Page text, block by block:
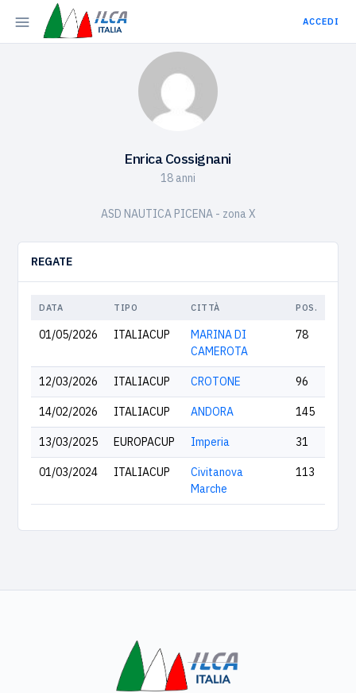
ACCEDI
Enrica Cossignani
18 anni
ASD NAUTICA PICENA - zona X
REGATE
DATA TIPO CITTÀ POS.
01/05/2026 ITALIACUP
MARINA DI
CAMEROTA
78
12/03/2026 ITALIACUP CROTONE 96
14/02/2026 ITALIACUP ANDORA 145
13/03/2025 EUROPACUP Imperia 31
01/03/2024 ITALIACUP
Civitanova
Marche
113